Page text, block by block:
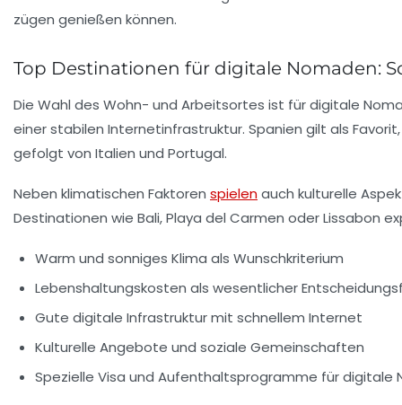
Top Destinationen für digitale Nomaden:
Die Wahl des Wohn- und Arbeitsortes ist für digitale
einer stabilen Internetinfrastruktur. Spanien gilt als
gefolgt von Italien und Portugal.
Neben klimatischen Faktoren spielenauch kulturelle
Destinationen wie Bali, Playa del Carmen oder Lissabon
Warm und sonniges Klima als Wunschkriterium
Lebenshaltungskosten als wesentlicher
Gute digitale Infrastruktur mit schnellem Internet
Kulturelle Angebote und soziale Gemeinschaften
Spezielle Visa und Aufenthaltsprogramme für digitale